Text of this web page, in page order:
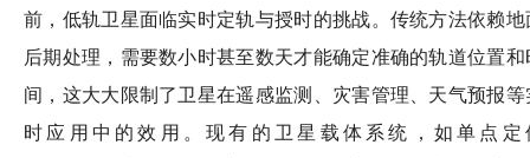
前，低轨卫星面临实时定轨与授时的挑战。传统方法依赖地
后期处理，需要数小时甚至数天才能确定准确的轨道位置和
间，这大大限制了卫星在遥感监测、灾害管理、天气预报等
时应用中的效用。现有的卫星载体系统，如单点定